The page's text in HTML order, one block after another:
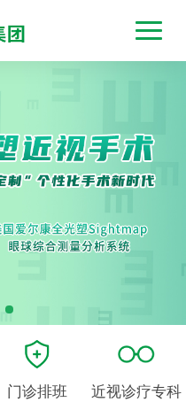
门诊排班 近视诊疗专科